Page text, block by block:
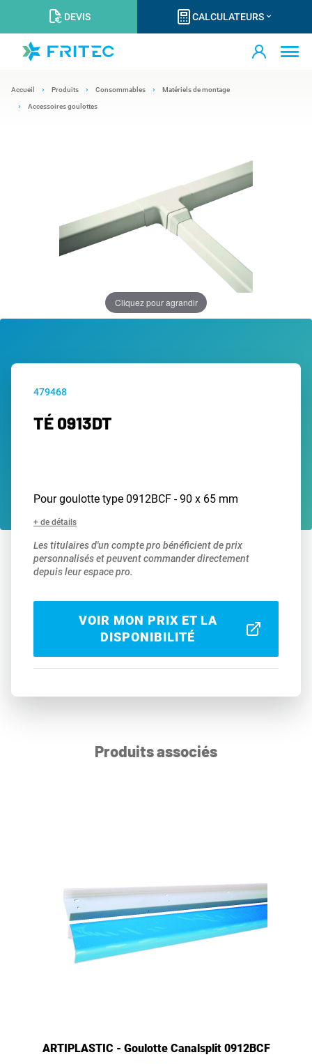
DEVIS CALCULATEURS
Accueil Produits Consommables Matériels de montage
Accessoires goulottes
Cliquez pour agrandir
479468
TÉ 0913DT
Pour goulotte type 0912BCF - 90 x 65 mm
+ de détails
Les titulaires d'un compte pro bénéficient de prix
personnalisés et peuvent commander directement
depuis leur espace pro.
VOIR MON PRIX ET LA
DISPONIBILITÉ
Produits associés
ARTIPLASTIC - Goulotte Canalsplit 0912BCF